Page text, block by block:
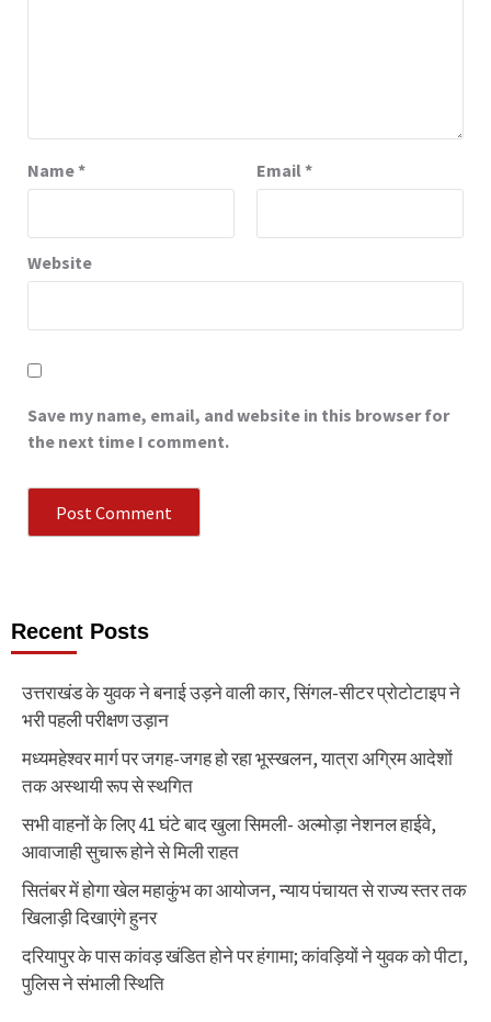
Name* Email*
Website
Save my name, email, and website in this browser for
the next time I comment.
Recent Posts
उत्तराखंड के युवक ने बनाई उड़ने वाली कार, सिंगल-सीटर प्रोटोटाइप ने
भरी पहली परीक्षण उड़ान
मध्यमहेश्वर मार्ग पर जगह-जगह हो रहा भूस्खलन, यात्रा अग्रिम आदेशों
तक अस्थायी रूप से स्थगित
सभी वाहनों के लिए 41 घंटे बाद खुला सिमली- अल्मोड़ा नेशनल हाईवे,
आवाजाही सुचारू होने से मिली राहत
सितंबर में होगा खेल महाकुंभ का आयोजन, न्याय पंचायत से राज्य स्तर तक
खिलाड़ी दिखाएंगे हुनर
दरियापुर के पास कांवड़ खंडित होने पर हंगामा; कांवड़ियों ने युवक को पीटा,
पुलिस ने संभाली स्थिति